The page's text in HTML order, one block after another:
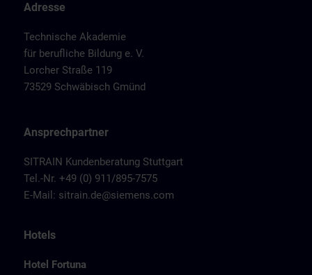
Adresse
Technische Akademie
für berufliche Bildung e. V.
Lorcher Straße 119
73529 Schwäbisch Gmünd
Ansprechpartner
SITRAIN Kundenberatung Stuttgart
Tel.-Nr. +49 (0) 911/895-7575
E-Mail: sitrain.de@siemens.com
Hotels
Hotel Fortuna